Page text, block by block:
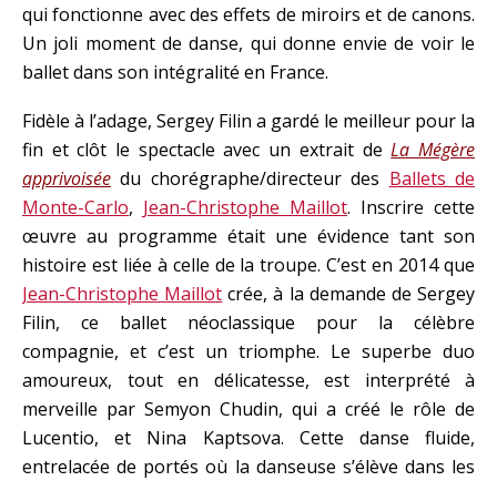
qui fonctionne avec des effets de miroirs et de canons.
Un joli moment de danse, qui donne envie de voir le
ballet dans son intégralité en France.
Fidèle à l’adage, Sergey Filin a gardé le meilleur pour la
fin et clôt le spectacle avec un extrait deLa Mégère
apprivoisée du chorégraphe/directeur des Ballets de
Monte-Carlo, Jean-Christophe Maillot. Inscrire cette
œuvre au programme était une évidence tant son
histoire est liée à celle de la troupe. C’est en 2014 que
Jean-Christophe Maillot crée, à la demande de Sergey
Filin, ce ballet néoclassique pour la célèbre
compagnie, et c’est un triomphe. Le superbe duo
amoureux, tout en délicatesse, est interprété à
merveille par Semyon Chudin, qui a créé le rôle de
Lucentio, et Nina Kaptsova. Cette danse fluide,
entrelacée de portés où la danseuse s’élève dans les